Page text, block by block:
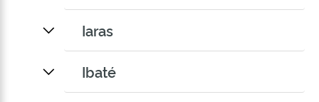
Iaras
Ibaté